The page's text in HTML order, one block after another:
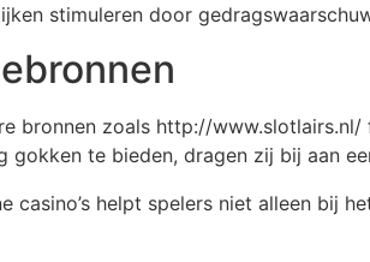
stimuleren door
bronnen zoals http://
te bieden, dragen zij bij aan
casino’s helpt spelers niet alleen bij